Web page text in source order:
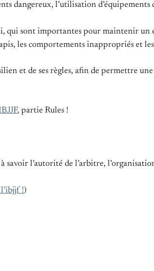
dangereux, l’utilisation
qui sont importantes pour maintenir
les comportements inappropriés et les
et de ses règles, afin de permettre
, partie Rules !
l’autorité de l’arbitre,
!)